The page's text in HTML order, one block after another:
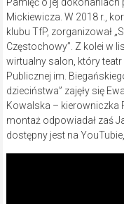
Mickiewicza. W 2018 r.,
klubu TfP, zorganizował
Częstochowy”. Z kolei w
wirtualny salon, który teatr
Publicznej im.
dzieciństwa” zajęły się
Kowalska – kierowniczka
montaż odpowiadał zaś
dostępny jest na